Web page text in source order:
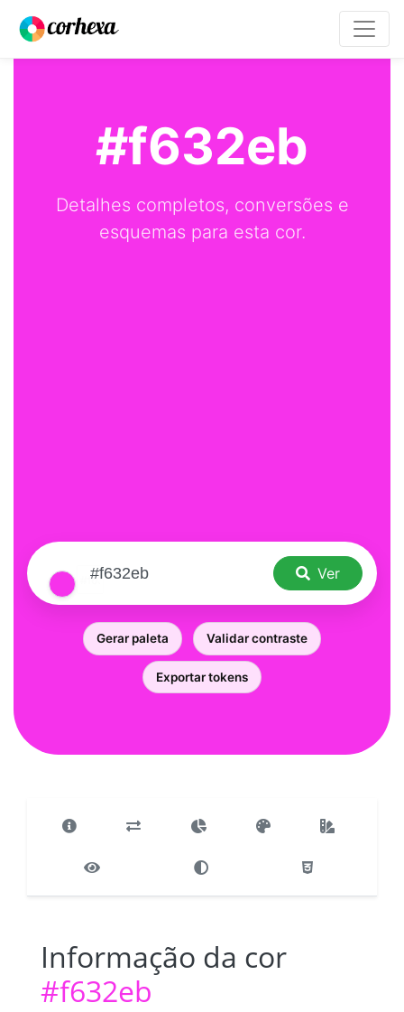
#f632eb
Detalhes completos, conversões e
esquemas para esta cor.
Ver
Gerar paleta Validar contraste
Exportar tokens
Informação da cor
#f632eb